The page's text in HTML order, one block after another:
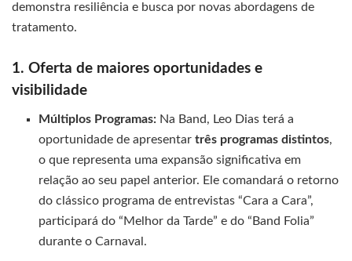
demonstra resiliência e busca por novas abordagens de
tratamento.
1. Oferta de maiores oportunidades e
visibilidade
Múltiplos Programas: Na Band, Leo Dias terá a
oportunidade de apresentartrês programas distintos,
o que representa uma expansão significativa em
relação ao seu papel anterior. Ele comandará o retorno
do clássico programa de entrevistas “Cara a Cara”,
participará do “Melhor da Tarde” e do “Band Folia”
durante o Carnaval.